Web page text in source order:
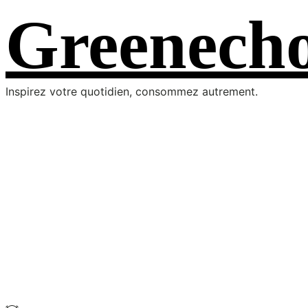
to
the
content
Inspirez votre quotidien, consommez autrement.